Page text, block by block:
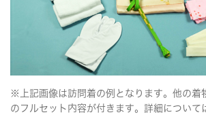
※上記画像は訪問着の例となります。他の着
のフルセット内容が付きます。詳細について